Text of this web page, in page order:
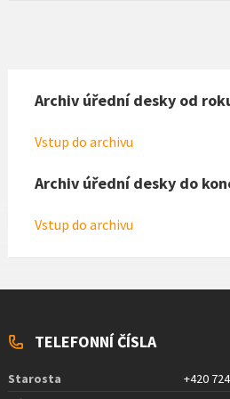
Archiv úřední desky od
Vstup do archivu
Archiv úřední desky do
Vstup do archivu
TELEFONNÍ ČÍSLA
Starosta
+420